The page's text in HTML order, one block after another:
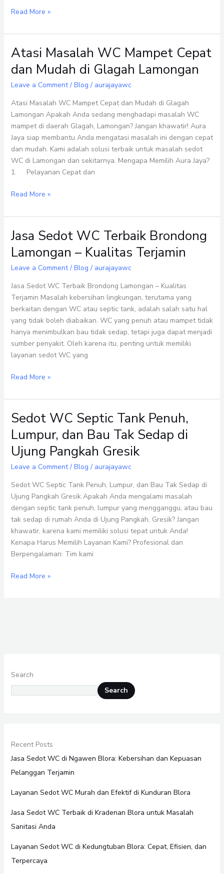
Read More »
Atasi Masalah WC Mampet Cepat
dan Mudah di Glagah Lamongan
Leave a Comment / Blog / aurajayawc
Atasi Masalah WC Mampet Cepat dan Mudah di Glagah
Lamongan Apakah Anda sedang menghadapi masalah WC
mampet di daerah Glagah, Lamongan? Jangan khawatir! Aura
Jaya siap membantu Anda mengatasi masalah ini dengan cepat
dan mudah. Kami adalah solusi terbaik untuk masalah sedot
WC di Lamongan dan sekitarnya. Mengapa Memilih Aura Jaya?
1. Pelayanan Cepat dan
Atasi
WC
Mampet
dan
Mudah
di
Glagah
Lamongan
Read More »
Jasa Sedot WC Terbaik Brondong
Lamongan – Kualitas Terjamin
Leave a Comment / Blog / aurajayawc
Jasa Sedot WC Terbaik Brondong Lamongan – Kualitas
Terjamin Masalah kebersihan lingkungan, terutama yang
berkaitan dengan WC atau septic tank, adalah salah satu hal
yang tidak boleh diabaikan. WC yang penuh atau mampet tidak
hanya menimbulkan bau tidak sedap, tetapi juga dapat menjadi
sumber penyakit. Oleh karena itu, penting untuk memiliki
layanan sedot WC yang
Jasa
WC
Terbaik
Lamongan
–
Kualitas
Terjamin
Read More »
Sedot WC Septic Tank Penuh,
Lumpur, dan Bau Tak Sedap di
Ujung Pangkah Gresik
Leave a Comment / Blog / aurajayawc
Sedot WC Septic Tank Penuh, Lumpur, dan Bau Tak Sedap di
Ujung Pangkah Gresik Apakah Anda mengalami masalah
dengan septic tank penuh, lumpur yang mengganggu, atau bau
tak sedap di rumah Anda di Ujung Pangkah, Gresik? Jangan
khawatir, karena kami memiliki solusi tepat untuk Anda!
Kenapa Harus Memilih Layanan Kami? Profesional dan
Berpengalaman: Tim kami
Sedot
Septic
Tank
Penuh,
dan
Bau
Tak
Sedap
di
Ujung
Pangkah
Read More »
Search
Search
Recent Posts
Jasa Sedot WC di Ngawen Blora: Kebersihan dan Kepuasan
Pelanggan Terjamin
Layanan Sedot WC Murah dan Efektif di Kunduran Blora
Jasa Sedot WC Terbaik di Kradenan Blora untuk Masalah
Sanitasi Anda
Layanan Sedot WC di Kedungtuban Blora: Cepat, Efisien, dan
Terpercaya